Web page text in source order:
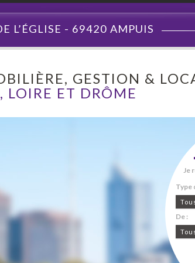
L’ÉGLISE - 69420 AMPUIS
GESTION &
LOIRE ET DRÔME
Je
Type
De :